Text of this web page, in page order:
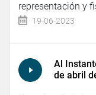
representación y
19-06-2023
Al
de abril